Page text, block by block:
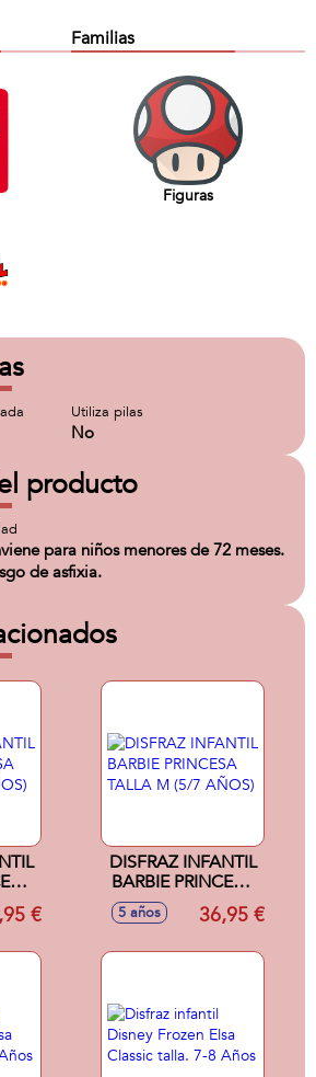
Familias
Figuras
Utiliza pilas
No
producto
para niños menores de 72 meses.
de asfixia.
€
DISFRAZ INFANTIL
BARBIE PRINCESA
TALLA M (5/7
AÑOS)
5 años 36,95 €